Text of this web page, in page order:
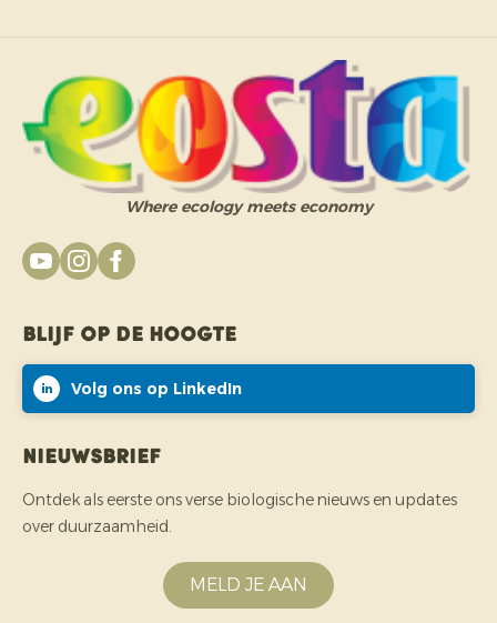
Where ecology meets economy
Blijf op de hoogte
Volg ons op LinkedIn
Nieuwsbrief
Ontdek als eerste ons verse biologische nieuws en updates
over duurzaamheid.
MELD JE AAN